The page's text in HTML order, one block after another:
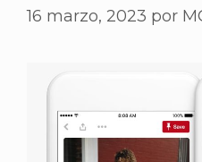
16 marzo, 2023 por